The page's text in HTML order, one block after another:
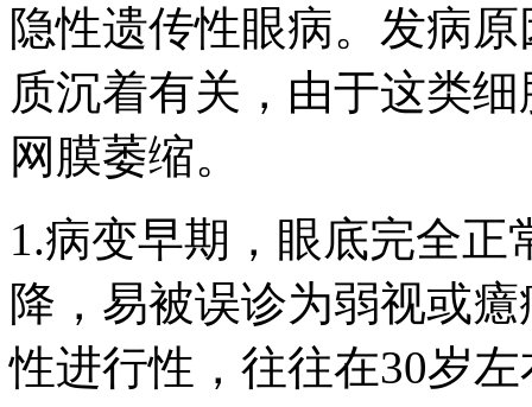
隐性遗传性眼病。发病
质沉着有关，由于这类
网膜萎缩。
1.病变早期，眼底完全
降，易被误诊为弱视或
性进行性，往往在30岁